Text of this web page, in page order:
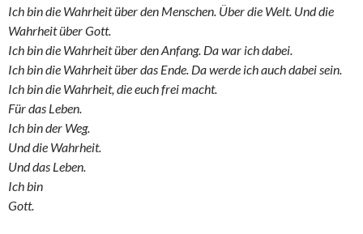
Ich bin die Wahrheit über den Menschen. Über die Welt. Und die
Wahrheit über Gott.
Ich bin die Wahrheit über den Anfang. Da war ich dabei.
Ich bin die Wahrheit über das Ende. Da werde ich auch dabei sein.
Ich bin die Wahrheit, die euch frei macht.
Für das Leben.
Ich bin der Weg.
Und die Wahrheit.
Und das Leben.
Ich bin
Gott.